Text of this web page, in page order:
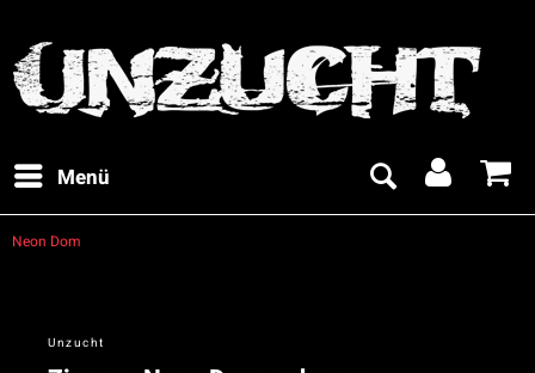
Menü
Neon Dom
Unzucht